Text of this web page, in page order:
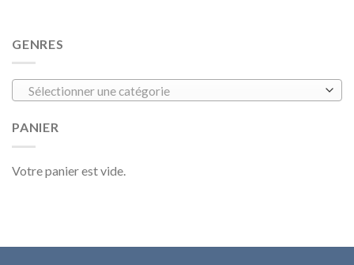
GENRES
Sélectionner une catégorie
PANIER
Votre panier est vide.